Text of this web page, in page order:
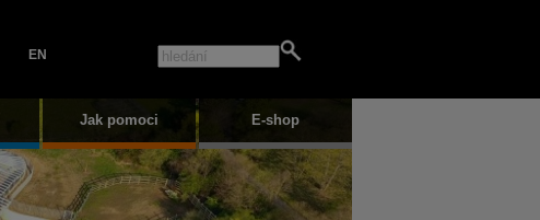
EN
Jak pomoci E-shop